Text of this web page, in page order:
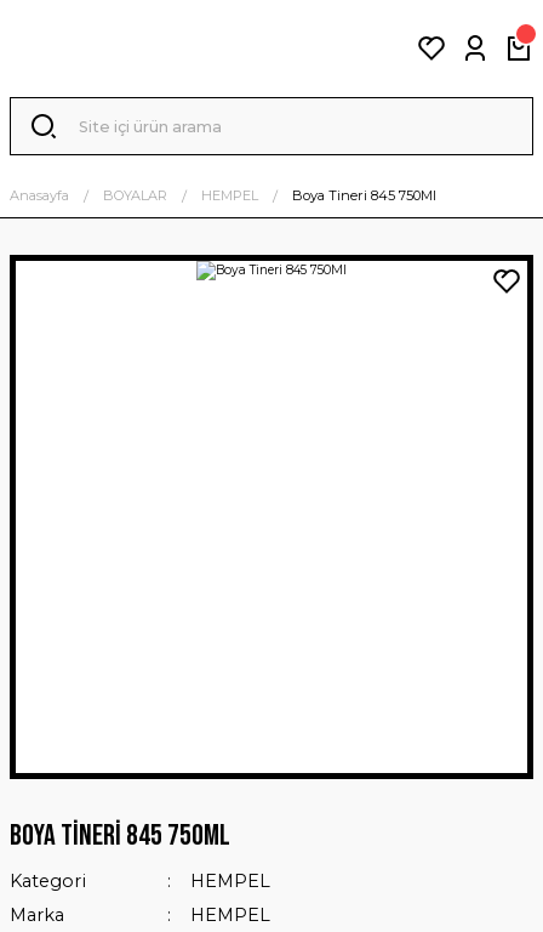
Anasayfa BOYALAR HEMPEL Boya Tineri 845 750Ml
Boya Tineri 845 750Ml
Kategori
HEMPEL
Marka
HEMPEL